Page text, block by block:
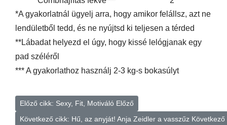
*A gyakorlatnál ügyelj arra, hogy amikor felállsz, azt ne
lendületből tedd, és ne nyújtsd ki teljesen a térded
**Lábadat helyezd el úgy, hogy kissé lelógjanak egy
pad széléről
*** A gyakorlathoz használj 2-3 kg-s bokasúlyt
Előző cikk: Sexy, Fit, Motiváló Előző
Következő cikk: Hű, az anyját! Anja Zeidler a vasszűz Következő